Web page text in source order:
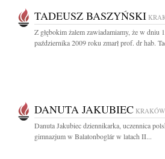
TADEUSZ BASZYŃSKI
Z głębokim żalem zawiadamiamy, że w dniu
października 2009 roku zmarł prof. dr hab.
DANUTA JAKUBIEC KRAKÓW
Danuta Jakubiec dziennikarka, uczennica
gimnazjum w Balatonboglár w latach II...